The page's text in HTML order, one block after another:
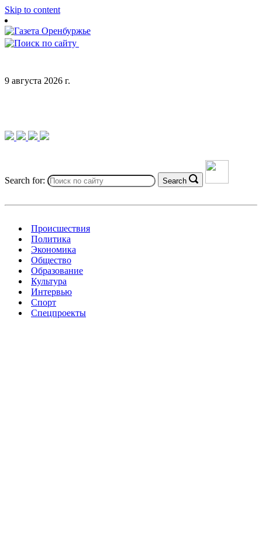
Skip to content
9 августа 2026 г.
Search for: Search
Происшествия
Политика
Экономика
Общество
Образование
Культура
Интервью
Спорт
Спецпроекты